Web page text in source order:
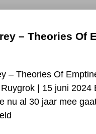
– Theories Of
– Theories Of
| 15 juni 2024
nu al 30 jaar mee